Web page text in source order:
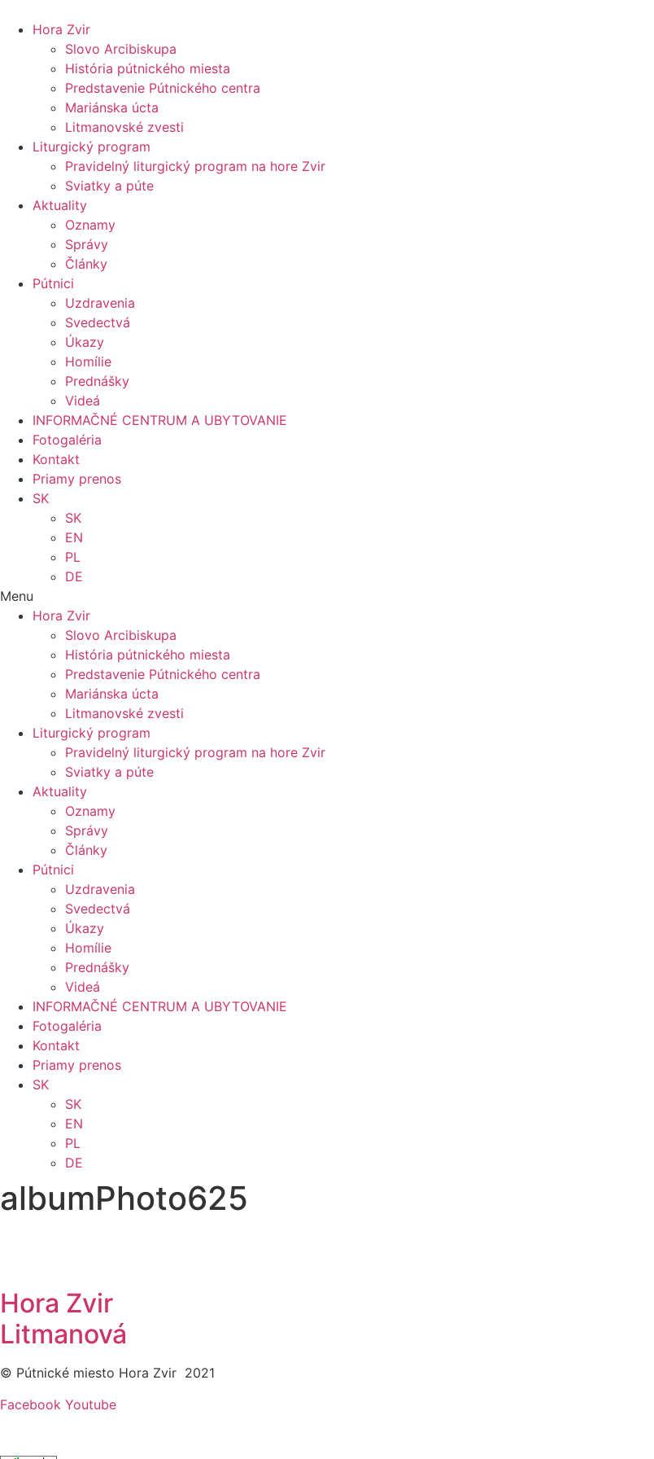
Hora Zvir
Slovo Arcibiskupa
História pútnického miesta
Predstavenie Pútnického centra
Mariánska úcta
Litmanovské zvesti
Liturgický program
Pravidelný liturgický program na hore Zvir
Sviatky a púte
Aktuality
Oznamy
Správy
Články
Pútnici
Uzdravenia
Svedectvá
Úkazy
Homílie
Prednášky
Videá
INFORMAČNÉ CENTRUM A UBYTOVANIE
Fotogaléria
Kontakt
Priamy prenos
SK
SK
EN
PL
DE
Menu
Hora Zvir
Slovo Arcibiskupa
História pútnického miesta
Predstavenie Pútnického centra
Mariánska úcta
Litmanovské zvesti
Liturgický program
Pravidelný liturgický program na hore Zvir
Sviatky a púte
Aktuality
Oznamy
Správy
Články
Pútnici
Uzdravenia
Svedectvá
Úkazy
Homílie
Prednášky
Videá
INFORMAČNÉ CENTRUM A UBYTOVANIE
Fotogaléria
Kontakt
Priamy prenos
SK
SK
EN
PL
DE
albumPhoto625
Hora Zvir
Litmanová
© Pútnické miesto Hora Zvir 2021
Facebook Youtube